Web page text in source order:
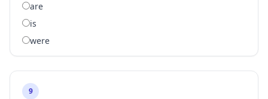
are
is
were
9